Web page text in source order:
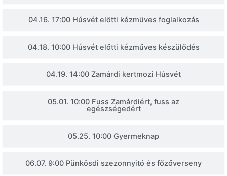
04.16. 17:00 Húsvét előtti kézműves foglalkozás
04.18. 10:00 Húsvét előtti kézműves készülődés
04.19. 14:00 Zamárdi kertmozi Húsvét
05.01. 10:00 Fuss Zamárdiért, fuss az
egészségedért
05.25. 10:00 Gyermeknap
06.07. 9:00 Pünkösdi szezonnyitó és főzőverseny